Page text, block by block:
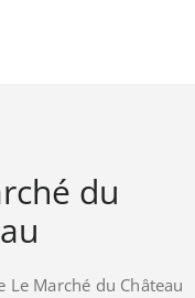
du
Le Marché du Château